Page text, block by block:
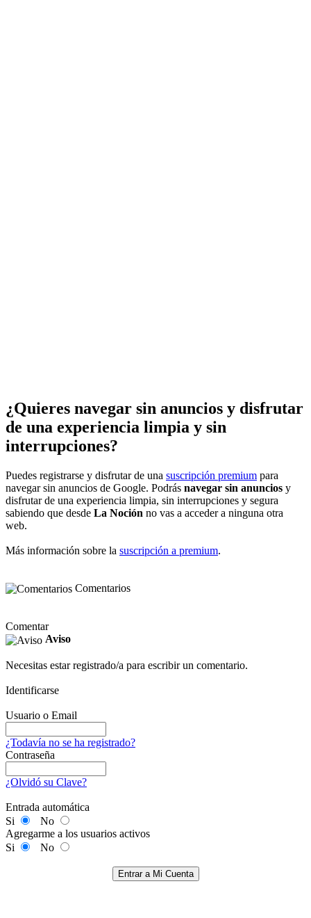
¿Quieres navegar sin anuncios y disfrutar
de una experiencia limpia y sin
interrupciones?
Puedes registrarse y disfrutar de una suscripción premium para
navegar sin anuncios de Google. Podrás navegar sin anuncios y
disfrutar de una experiencia limpia, sin interrupciones y segura
sabiendo que desde La Noción no vas a acceder a ninguna otra
web.
Más información sobre la suscripción a premium.
Comentarios
Comentar
Aviso
Necesitas estar registrado/a para escribir un comentario.
Identificarse
Usuario o Email
¿Todavía no se ha registrado?
Contraseña
¿Olvidó su Clave?
Entrada automática
Si
No
Agregarme a los usuarios activos
Si
No
Entrar a Mi Cuenta